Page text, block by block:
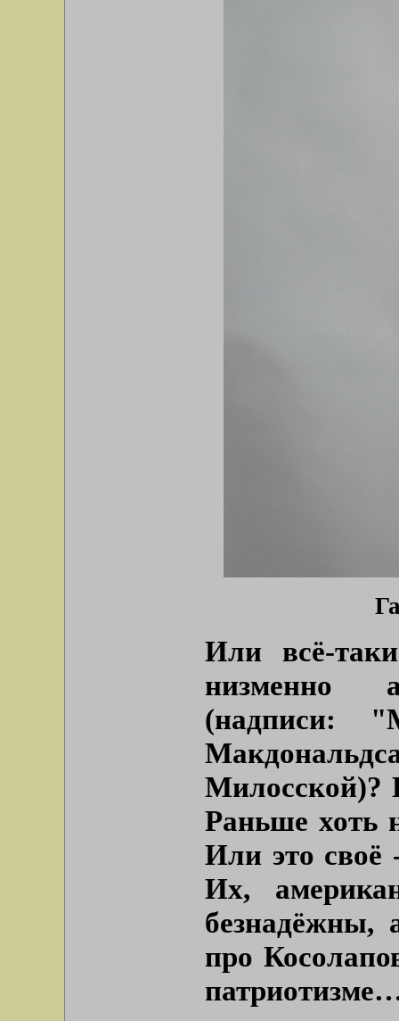
Или всё-
низменно
(надписи:
Милосской)?
Раньше хоть
Или это своё
Их,
про